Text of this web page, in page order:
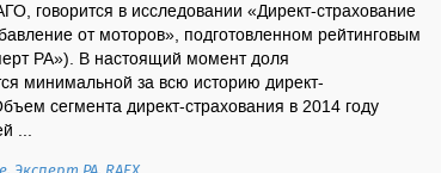
говорится в исследовании «Директ-страхование
от моторов», подготовленном рейтинговым
РА»). В настоящий момент доля
минимальной за всю историю директ-
сегмента директ-страхования в 2014 году
...